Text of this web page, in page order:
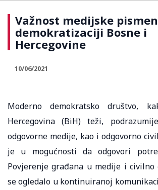
Važnost medijske
demokratizaciji Bosne i
Hercegovine
10/06/2021
Moderno demokratsko društvo,
Hercegovina (BiH) teži,
odgovorne medije, kao i odgovorno
je u mogućnosti da odgovori
Povjerenje građana u medije i
se ogledalo u kontinuiranoj